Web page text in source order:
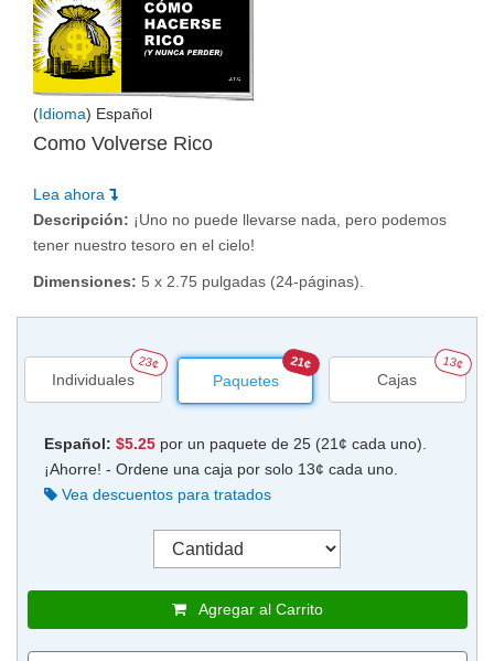
(Idioma) Español
Como Volverse Rico
Lea ahora
Descripción: ¡Uno no puede llevarse nada, pero podemos
tener nuestro tesoro en el cielo!
Dimensiones: 5 x 2.75 pulgadas (24-páginas).
Individuales
23¢
Paquetes
21¢
Cajas
13¢
Español: $5.25por un paquete de 25 (21¢ cada uno).
¡Ahorre! - Ordene una caja por solo 13¢ cada uno.
Vea descuentos para tratados
Agregar al Carrito